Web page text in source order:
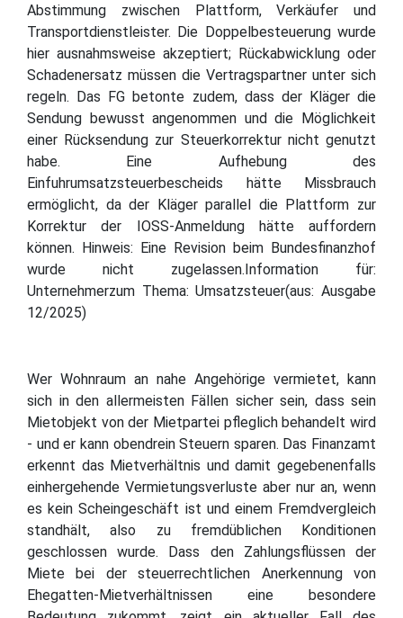
Abstimmung zwischen Plattform, Verkäufer und
Transportdienstleister. Die Doppelbesteuerung wurde
hier ausnahmsweise akzeptiert; Rückabwicklung oder
Schadenersatz müssen die Vertragspartner unter sich
regeln. Das FG betonte zudem, dass der Kläger die
Sendung bewusst angenommen und die Möglichkeit
einer Rücksendung zur Steuerkorrektur nicht genutzt
habe. Eine Aufhebung des
Einfuhrumsatzsteuerbescheids hätte Missbrauch
ermöglicht, da der Kläger parallel die Plattform zur
Korrektur der IOSS-Anmeldung hätte auffordern
können. Hinweis: Eine Revision beim Bundesfinanzhof
wurde nicht zugelassen.Information für:
Unternehmerzum Thema: Umsatzsteuer(aus: Ausgabe
12/2025)
Wer Wohnraum an nahe Angehörige vermietet, kann
sich in den allermeisten Fällen sicher sein, dass sein
Mietobjekt von der Mietpartei pfleglich behandelt wird
- und er kann obendrein Steuern sparen. Das Finanzamt
erkennt das Mietverhältnis und damit gegebenenfalls
einhergehende Vermietungsverluste aber nur an, wenn
es kein Scheingeschäft ist und einem Fremdvergleich
standhält, also zu fremdüblichen Konditionen
geschlossen wurde. Dass den Zahlungsflüssen der
Miete bei der steuerrechtlichen Anerkennung von
Ehegatten-Mietverhältnissen eine besondere